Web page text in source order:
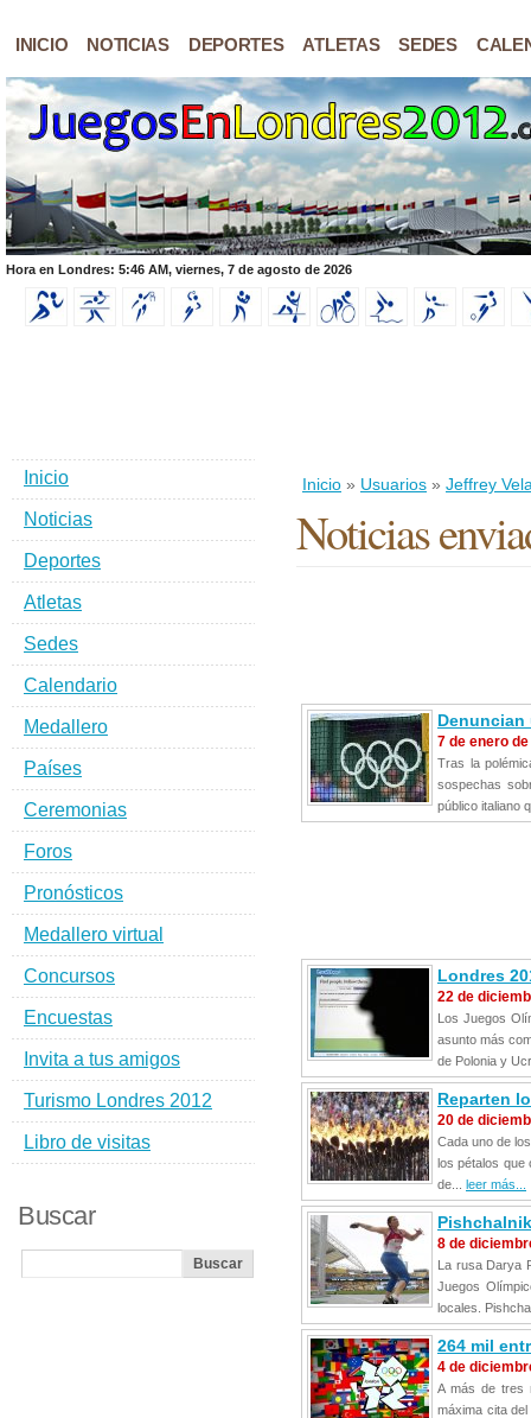
INICIO NOTICIAS DEPORTES ATLETAS SEDES
Hora en Londres: 5:46 AM, viernes, 7 de agosto de 2026
Inicio » Usuarios » Jeffrey
Noticias
7 de enero
Tras la
sospechas
público italiano
Londres
22 de
Los Juegos
asunto más
de Polonia y
Reparten
20 de
Cada uno de
los pétalos que
de... leer más...
8 de
La rusa Darya
Juegos
locales.
264 mil
4 de
A más de tres
máxima cita
Inicio
Noticias
Deportes
Atletas
Sedes
Calendario
Medallero
Países
Ceremonias
Foros
Pronósticos
Medallero virtual
Concursos
Encuestas
Invita a tus amigos
Turismo Londres 2012
Libro de visitas
Buscar